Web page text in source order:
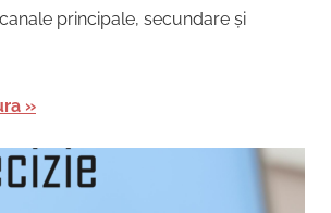
principale, secundare și